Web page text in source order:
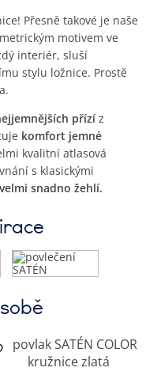
Přesně takové je naše
motivem ve
interiér, sluší
stylu ložnice. Prostě
přízí z
komfort jemné
kvalitní atlasová
s klasickými
velmi snadno žehlí.